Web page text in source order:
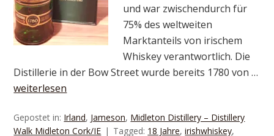
und war zwischendurch für
75% des weltweiten
Marktanteils von irischem
Whiskey verantwortlich. Die
Distillerie in der Bow Street wurde bereits 1780 von …
weiterlesen
Gepostet in: Irland, Jameson, Midleton Distillery – Distillery
Walk Midleton Cork/IE
Tagged: 18 Jahre,irishwhiskey,